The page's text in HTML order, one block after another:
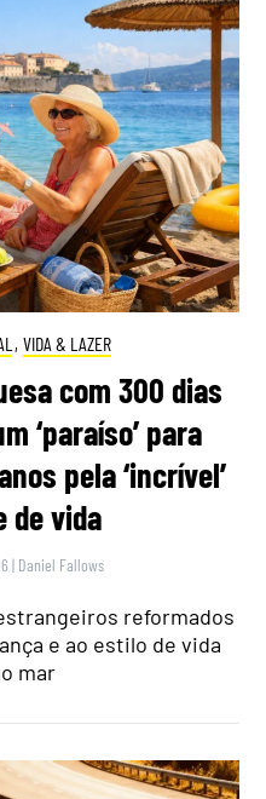
, VIDA & LAZER
com 300 dias
‘paraíso’ para
pela ‘incrível’
de vida
| Daniel Fallows
reformados
e ao estilo de vida
mar